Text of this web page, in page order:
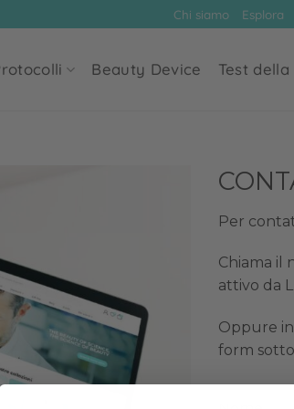
Chi siamo Esplora
Beauty Device Test
Per
Chiama il
attivo da
Oppure
form